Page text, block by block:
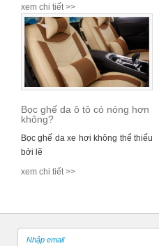
xem chi tiết >>
Bọc ghế da ô tô có nóng hơn
không?
Bọc ghế da xe hơi không thể thiếu
bởi lẽ
xem chi tiết >>